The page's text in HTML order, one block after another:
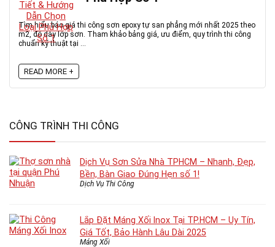
Tìm hiểu báo giá thi công sơn epoxy tự san phẳng mới nhất 2025 theo
m2, độ dày lớp sơn. Tham khảo bảng giá, ưu điểm, quy trình thi công
chuẩn kỹ thuật tại ...
READ MORE +
CÔNG TRÌNH THI CÔNG
Dịch Vụ Sơn Sửa Nhà TPHCM – Nhanh, Đẹp,
Bền, Bàn Giao Đúng Hẹn số 1!
Dịch Vụ Thi Công
Lắp Đặt Máng Xối Inox Tại TP.HCM – Uy Tín,
Giá Tốt, Bảo Hành Lâu Dài 2025
Máng Xối